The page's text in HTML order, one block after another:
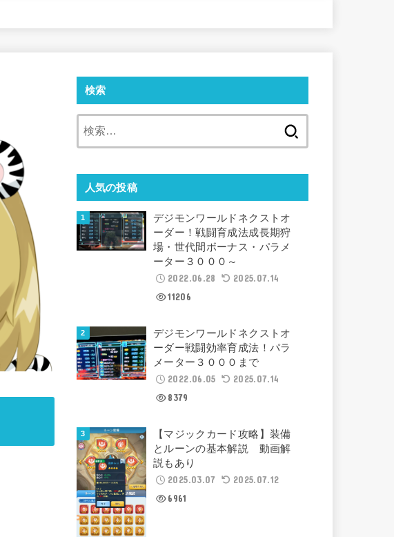
検索
人気の投稿
デジモンワールドネクストオ
ーダー！戦闘育成法成長期狩
場・世代間ボーナス・パラメ
ーター３０００～
2022.06.28
2025.07.14
11206
デジモンワールドネクストオ
ーダー戦闘効率育成法！パラ
メーター３０００まで
2022.06.05
2025.07.14
8379
【マジックカード攻略】装備
とルーンの基本解説 動画解
説もあり
2025.03.07
2025.07.12
6961